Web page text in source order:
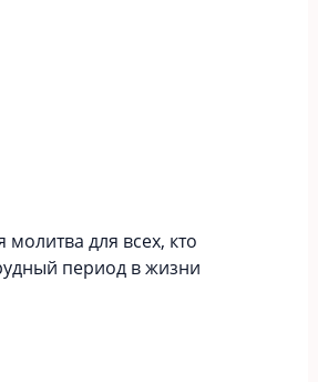
для всех, кто
период в жизни